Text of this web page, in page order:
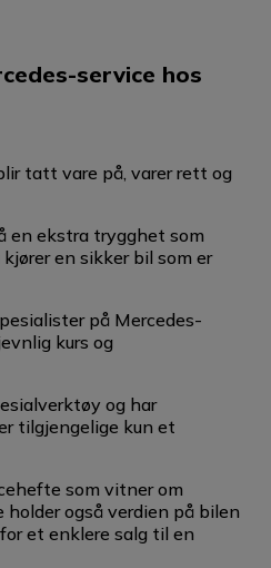
service hos
tatt vare på, varer rett og
en ekstra trygghet som
en sikker bil som er
på Mercedes-
kurs og
og har
tilgjengelige kun et
som vitner om
holder også verdien på bilen
et enklere salg til en